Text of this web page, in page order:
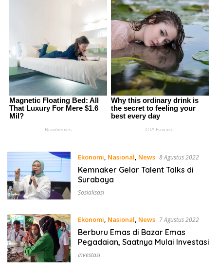
Ekonomi, Nasional, News 8 Agustus 2022
Kemnaker Gelar Talent Talks di
Surabaya
Sosialisasi
Ekonomi, Nasional, News 7 Agustus 2022
Berburu Emas di Bazar Emas
Pegadaian, Saatnya Mulai Investasi
Investasi